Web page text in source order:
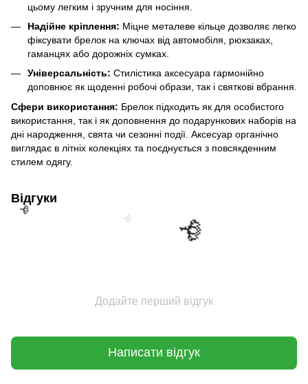
цьому легким і зручним для носіння.
Надійне кріплення: Міцне металеве кільце дозволяє легко
фіксувати брелок на ключах від автомобіля, рюкзаках,
гаманцях або дорожніх сумках.
Універсальність: Стилістика аксесуара гармонійно
доповнює як щоденні робочі образи, так і святкові вбрання.
Сфери використання: Брелок підходить як для особистого
використання, так і як доповнення до подарункових наборів на
дні народження, свята чи сезонні події. Аксесуар органічно
виглядає в літніх колекціях та поєднується з повсякденним
стилем одягу.
Відгуки
Додайте перший відгук
Написати відгук
🌹
🌹